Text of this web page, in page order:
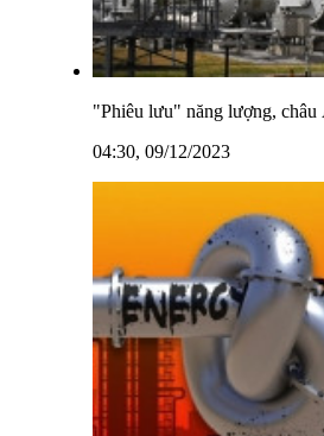
"Phiêu lưu" năng lượng, châu
04:30, 09/12/2023